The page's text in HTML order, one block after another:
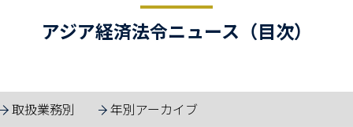
アジア経済法令ニュース（目次）
取扱業務別 年別アーカイブ